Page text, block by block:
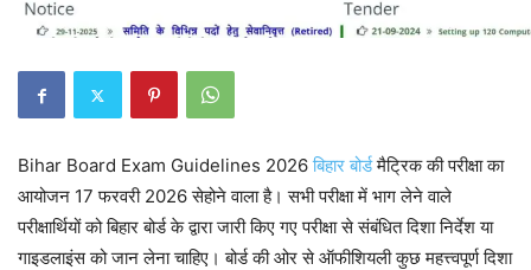
Bihar Board Exam Guidelines 2026बिहार बोर्डमैट्रिक की परीक्षा का
आयोजन 17 फरवरी 2026 सेहोने वाला है। सभी परीक्षा में भाग लेने वाले
परीक्षार्थियों को बिहार बोर्ड के द्वारा जारी किए गए परीक्षा से संबंधित दिशा निर्देश या
गाइडलाइंस को जान लेना चाहिए। बोर्ड की ओर से ऑफीशियली कुछ महत्त्वपूर्ण दिशा